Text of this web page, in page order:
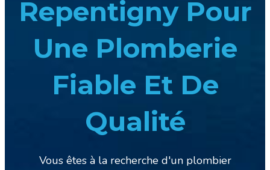
Repentigny Pour
Une Plomberie
Fiable Et De
Qualité
Vous êtes à la recherche d'un plombier